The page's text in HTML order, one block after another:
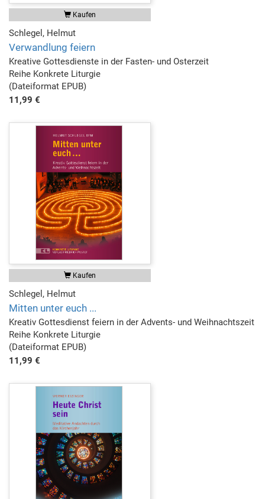
Kaufen
Schlegel, Helmut
Verwandlung feiern
Kreative Gottesdienste in der Fasten- und Osterzeit
Reihe Konkrete Liturgie
(Dateiformat EPUB)
11,99 €
Kaufen
Schlegel, Helmut
Mitten unter euch ...
Kreativ Gottesdienst feiern in der Advents- und Weihnachtszeit
Reihe Konkrete Liturgie
(Dateiformat EPUB)
11,99 €